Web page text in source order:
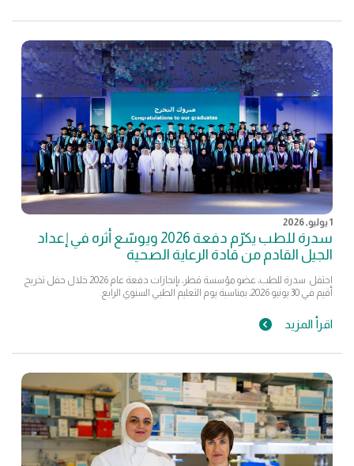
1 يوليو, 2026
سدرة للطب يكرّم دفعة 2026 ويوسّع أثره في إعداد
الجيل القادم من قادة الرعاية الصحية
احتفل سدرة للطب، عضو مؤسسة قطر، بإنجازات دفعة عام 2026 خلال حفل تخريج
أقيم في 30 يونيو 2026، بمناسبة يوم التعليم الطبي السنوي الرابع.
اقرأ المزيد